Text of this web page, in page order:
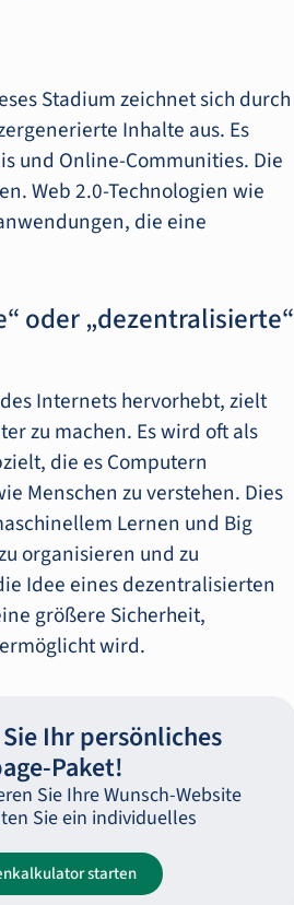
Stadium zeichnet sich durch
Inhalte aus. Es
und Online-Communities. Die
Web 2.0-Technologien wie
die eine
oder „dezentralisierte“
Internets hervorhebt, zielt
zu machen. Es wird oft als
die es Computern
Menschen zu verstehen. Dies
Lernen und Big
organisieren und zu
Idee eines dezentralisierten
größere Sicherheit,
wird.
Ihr persönliches
Paket!
Sie Ihre Wunsch-Website
Sie ein individuelles
starten